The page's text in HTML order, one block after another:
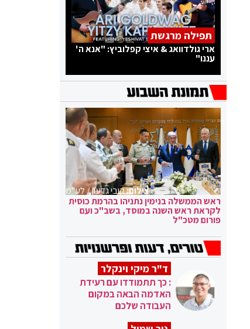
תפילה מרגשת
ארי גולדוואג & איצי קפלוביץ: "אנא ה'
עננו"
צילום:קובי גדעון / לע"מ
ראש הממשלה בנימין נתניהו בהרמת כוסית
לקראת ראש השנה במוסד, בשב"כ ועם
פורום מטכ"ל
ד"ר מיקי וינקלר
: כך תתמודדו עם רעידת
האדמה הבאה במקום
העבודה שלכם